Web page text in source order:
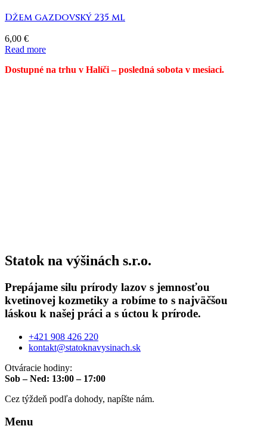
Džem gazdovský 235 ml
6,00 €
Read more
Dostupné na trhu v Halíči – posledná sobota v mesiaci.
Statok na výšinách s.r.o.
Prepájame silu prírody lazov s jemnosťou
kvetinovej kozmetiky a robíme to s najväčšou
láskou k našej práci a s úctou k prírode.
+421 908 426 220
kontakt@statoknavysinach.sk
Otváracie hodiny:
Sob – Ned: 13:00 – 17:00
Cez týždeň podľa dohody, napíšte nám.
Menu